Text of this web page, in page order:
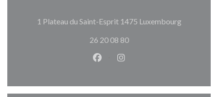
1 Plateau du Saint-Esprit 1475 Luxembourg((apre una
26 20 08 80
Facebook ((apre una nuova
Instagram ((apre una